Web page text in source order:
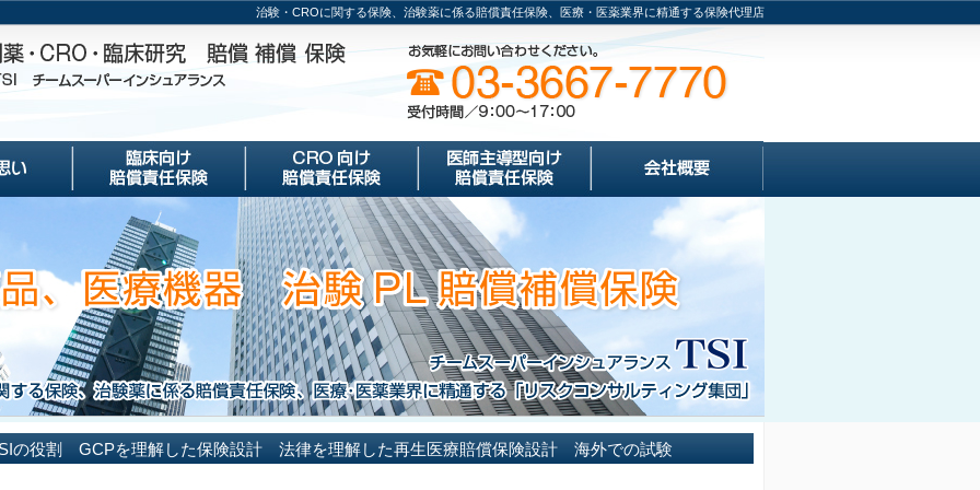
治験・CROに関する保険、治験薬に係る賠償責任保険、医療・医薬業界に精通する保険代理店
の役割 GCPを理解した保険設計 法律を理解した再生医療賠償保険設計 海外での試験